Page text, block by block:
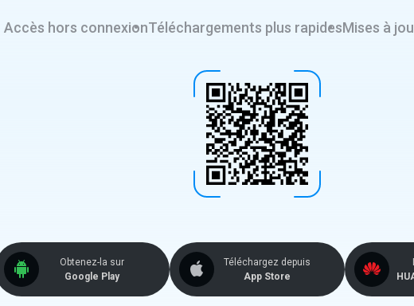
Accès hors connexionTéléchargements plus rapidesMises à
Obtenez-la sur
Google Play
Téléchargez depuis
App Store